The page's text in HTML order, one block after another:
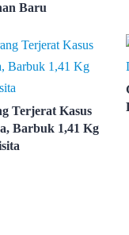
Baru
Terjerat Kasus
Barbuk 1,41 Kg